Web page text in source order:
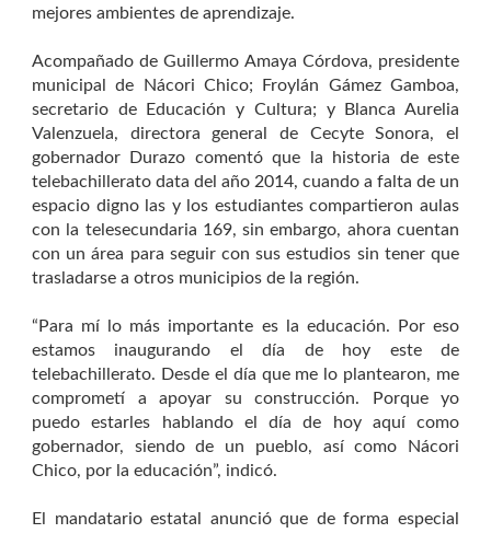
mejores ambientes de aprendizaje.
Acompañado de Guillermo Amaya Córdova, presidente
municipal de Nácori Chico; Froylán Gámez Gamboa,
secretario de Educación y Cultura; y Blanca Aurelia
Valenzuela, directora general de Cecyte Sonora, el
gobernador Durazo comentó que la historia de este
telebachillerato data del año 2014, cuando a falta de un
espacio digno las y los estudiantes compartieron aulas
con la telesecundaria 169, sin embargo, ahora cuentan
con un área para seguir con sus estudios sin tener que
trasladarse a otros municipios de la región.
“Para mí lo más importante es la educación. Por eso
estamos inaugurando el día de hoy este de
telebachillerato. Desde el día que me lo plantearon, me
comprometí a apoyar su construcción. Porque yo
puedo estarles hablando el día de hoy aquí como
gobernador, siendo de un pueblo, así como Nácori
Chico, por la educación”, indicó.
El mandatario estatal anunció que de forma especial